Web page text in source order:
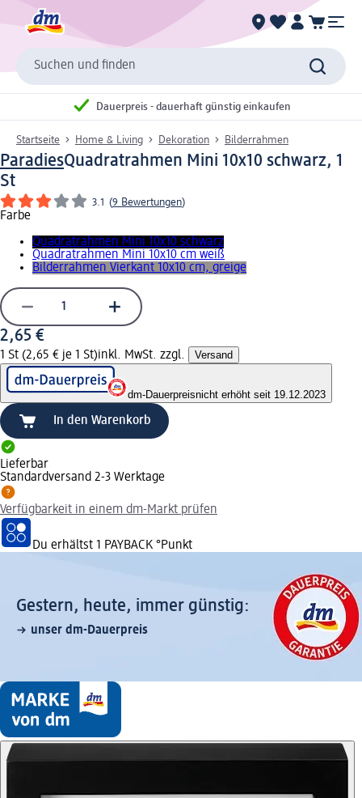
Suchen und finden
Dauerpreis - dauerhaft günstig einkaufen
Startseite Home & Living Dekoration Bilderrahmen
ParadiesQuadratrahmen Mini 10x10 schwarz, 1
St
3.1 (9 Bewertungen)
Farbe
Quadratrahmen Mini 10x10 schwarz
Quadratrahmen Mini 10x10 cm weiß
Bilderrahmen Vierkant 10x10 cm, greige
2,65 €
1 St (2,65 € je 1 St)inkl. MwSt. zzgl. Versand
dm-Dauerpreisnicht erhöht seit 19.12.2023
In den Warenkorb
Lieferbar
Standardversand 2-3 Werktage
Verfügbarkeit in einem dm-Markt prüfen
Du erhältst 1 PAYBACK °Punkt
Gestern, heute, immer günstig:
unser dm-Dauerpreis